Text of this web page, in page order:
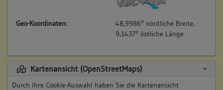
Geo-Koordinaten:
48,9986° nördliche Breite,
9,1437° östliche Länge
Kartenansicht (OpenStreetMaps)
Durch Ihre Cookie-Auswahl haben Sie die Kartenansicht